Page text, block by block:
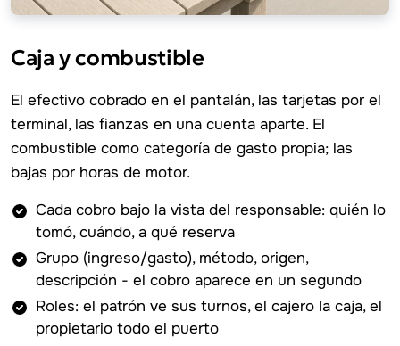
Caja y combustible
El efectivo cobrado en el pantalán, las tarjetas por el
terminal, las fianzas en una cuenta aparte. El
combustible como categoría de gasto propia; las
bajas por horas de motor.
Cada cobro bajo la vista del responsable: quién lo
tomó, cuándo, a qué reserva
Grupo (ingreso/gasto), método, origen,
descripción - el cobro aparece en un segundo
Roles: el patrón ve sus turnos, el cajero la caja, el
propietario todo el puerto